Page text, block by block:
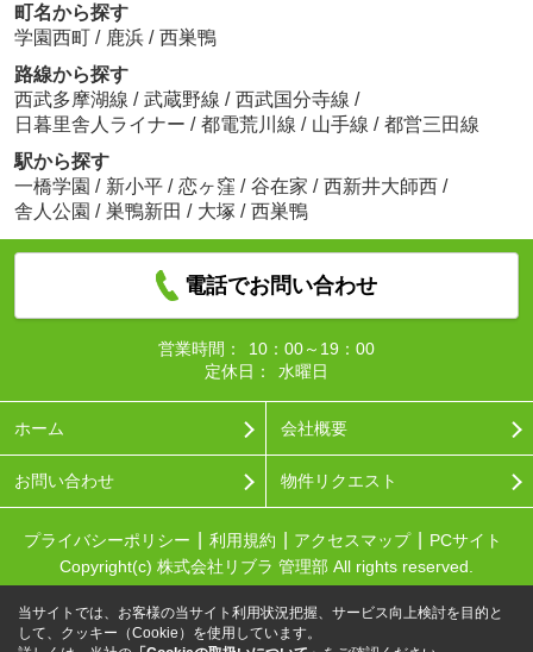
町名から探す
学園西町 / 鹿浜 / 西巣鴨
路線から探す
西武多摩湖線 / 武蔵野線 / 西武国分寺線 /
日暮里舎人ライナー / 都電荒川線 / 山手線 / 都営三田線
駅から探す
一橋学園 / 新小平 / 恋ヶ窪 / 谷在家 / 西新井大師西 /
舎人公園 / 巣鴨新田 / 大塚 / 西巣鴨
電話でお問い合わせ
営業時間：
10：00～19：00
定休日：
水曜日
ホーム 会社概要
お問い合わせ 物件リクエスト
プライバシーポリシー 利用規約 アクセスマップ
PCサイト
Copyright(c) 株式会社リブラ 管理部 All rights reserved.
当サイトでは、お客様の当サイト利用状況把握、サービス向上検討を目的と
して、クッキー（Cookie）を使用しています。